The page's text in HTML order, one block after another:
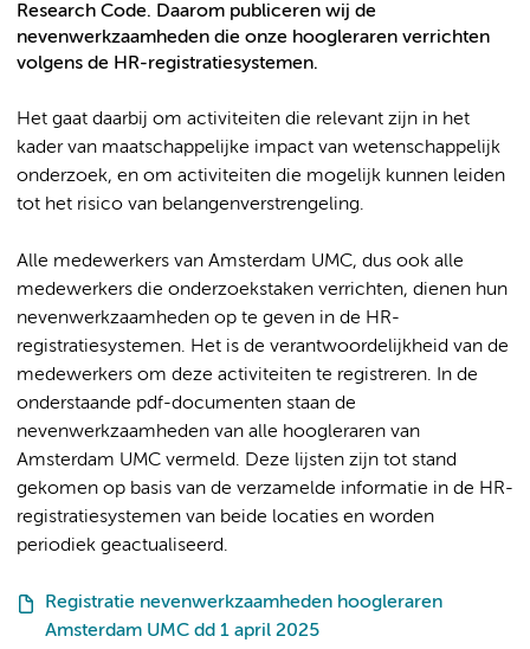
Research Code. Daarom publiceren wij de
nevenwerkzaamheden die onze hoogleraren verrichten
volgens de HR-registratiesystemen.
Het gaat daarbij om activiteiten die relevant zijn in het
kader van maatschappelijke impact van wetenschappelijk
onderzoek, en om activiteiten die mogelijk kunnen leiden
tot het risico van belangenverstrengeling.
Alle medewerkers van Amsterdam UMC, dus ook alle
medewerkers die onderzoekstaken verrichten, dienen hun
nevenwerkzaamheden op te geven in de HR-
registratiesystemen. Het is de verantwoordelijkheid van de
medewerkers om deze activiteiten te registreren. In de
onderstaande pdf-documenten staan de
nevenwerkzaamheden van alle hoogleraren van
Amsterdam UMC vermeld. Deze lijsten zijn tot stand
gekomen op basis van de verzamelde informatie in de HR-
registratiesystemen van beide locaties en worden
periodiek geactualiseerd.
Registratie nevenwerkzaamheden hoogleraren
Amsterdam UMC dd 1 april 2025